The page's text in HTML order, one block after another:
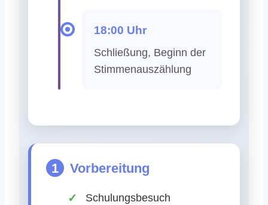
18:00 Uhr
Schließung, Beginn der
Stimmenauszählung
1 Vorbereitung
Schulungsbesuch